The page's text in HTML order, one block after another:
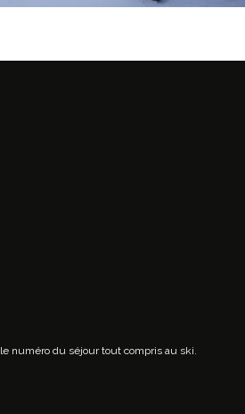
le numéro du séjour tout compris au ski.